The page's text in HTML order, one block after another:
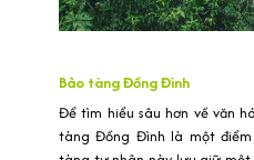
Bảo tàng Đồng Đình
Để tìm hiểu sâu hơn về văn
tàng Đồng Đình là một